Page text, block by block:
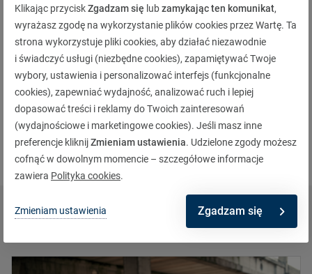
wyświetlenie filmu. Zmień ustawienia.
Jak oceniasz artykuł?
5,00
Klikając przyciskZgadzam się lubzamykając ten komunikat,
wyrażasz zgodę na wykorzystanie plików cookies przez Wartę. Ta
strona wykorzystuje pliki cookies, aby działać niezawodnie
i świadczyć usługi (niezbędne cookies), zapamiętywać Twoje
wybory, ustawienia i personalizować interfejs (funkcjonalne
cookies), zapewniać wydajność, analizować ruch i lepiej
dopasować treści i reklamy do Twoich zainteresowań
(wydajnościowe i marketingowe cookies). Jeśli masz inne
preferencje kliknijZmieniam ustawienia. Udzielone zgody możesz
cofnąć w dowolnym momencie – szczegółowe informacje
zawiera Polityka cookies.
Zmieniam ustawienia Zgadzam się